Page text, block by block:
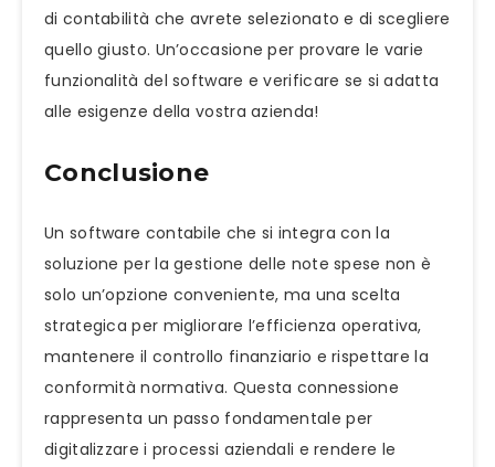
di contabilità che avrete selezionato e di scegliere
quello giusto. Un’occasione per provare le varie
funzionalità del software e verificare se si adatta
alle esigenze della vostra azienda!
Conclusione
Un software contabile che si integra con la
soluzione per la gestione delle note spese non è
solo un’opzione conveniente, ma una scelta
strategica per migliorare l’efficienza operativa,
mantenere il controllo finanziario e rispettare la
conformità normativa. Questa connessione
rappresenta un passo fondamentale per
digitalizzare i processi aziendali e rendere le